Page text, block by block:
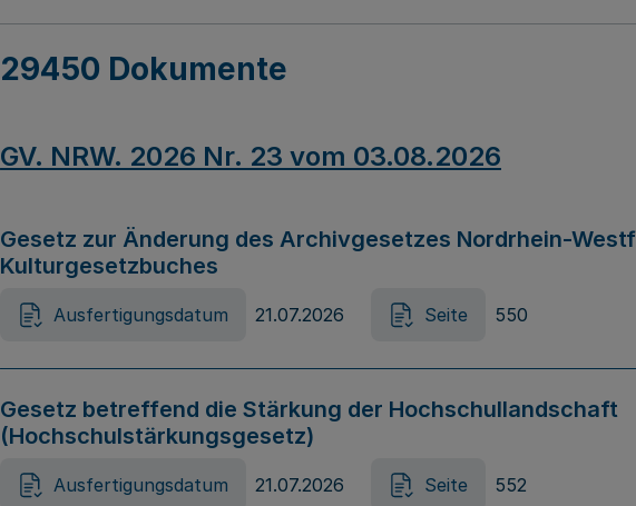
29450 Dokumente
GV. NRW. 2026 Nr. 23 vom 03.08.2026
Gesetz zur Änderung des Archivgesetzes Nordrhein-
Kulturgesetzbuches
Ausfertigungsdatum 21.07.2026 Seite 550
Gesetz betreffend die Stärkung der Hochschullandschaft
(Hochschulstärkungsgesetz)
Ausfertigungsdatum 21.07.2026 Seite 552